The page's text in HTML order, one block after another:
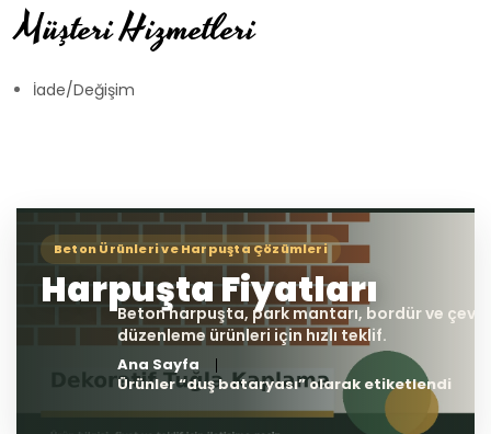
Müşteri Hizmetleri
İade/Değişim
Ana Sayfa
Ürünler “duş bataryası” olarak etiketlendi